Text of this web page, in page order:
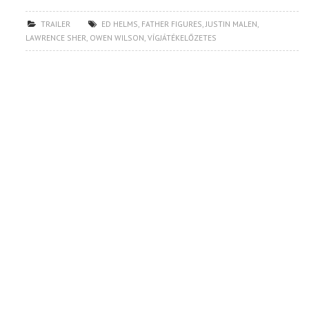
TRAILER ED HELMS, FATHER FIGURES,JUSTIN MALEN,
LAWRENCE SHER, OWEN WILSON,VÍGJÁTÉKELŐZETES